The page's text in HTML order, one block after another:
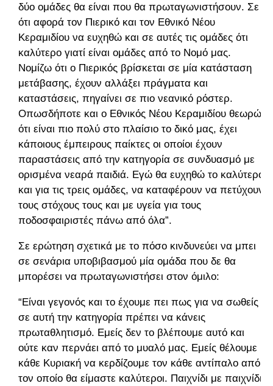
δύο ομάδες θα είναι που θα πρωταγωνιστήσουν. Σε
ότι αφορά τον Πιερικό και τον Εθνικό Νέου
Κεραμιδίου να ευχηθώ και σε αυτές τις ομάδες ότι
καλύτερο γιατί είναι ομάδες από το Νομό μας.
Νομίζω ότι ο Πιερικός βρίσκεται σε μία κατάσταση
μετάβασης, έχουν αλλάξει πράγματα και
καταστάσεις, πηγαίνει σε πιο νεανικό ρόστερ.
Οπωσδήποτε και ο Εθνικός Νέου Κεραμιδίου θεωρώ
ότι είναι πιο πολύ στο πλαίσιο το δικό μας, έχει
κάποιους έμπειρους παίκτες οι οποίοι έχουν
παραστάσεις από την κατηγορία σε συνδυασμό με
ορισμένα νεαρά παιδιά. Εγώ θα ευχηθώ το καλύτερο
και για τις τρεις ομάδες, να καταφέρουν να πετύχουν
τους στόχους τους και με υγεία για τους
ποδοσφαιριστές πάνω από όλα”.
Σε ερώτηση σχετικά με το πόσο κινδυνεύει να μπει
σε σενάρια υποβιβασμού μία ομάδα που δε θα
μπορέσει να πρωταγωνιστήσει στον όμιλο:
“Είναι γεγονός και το έχουμε πει πως για να σωθείς
σε αυτή την κατηγορία πρέπει να κάνεις
πρωταθλητισμό. Εμείς δεν το βλέπουμε αυτό και
ούτε καν περνάει από το μυαλό μας. Εμείς θέλουμε
κάθε Κυριακή να κερδίζουμε τον κάθε αντίπαλο από
τον οποίο θα είμαστε καλύτεροι. Παιχνίδι με παιχνίδι